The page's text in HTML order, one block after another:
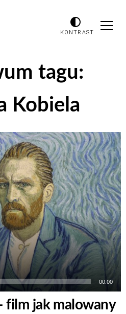
KONTRAST
tagu:
Kobiela
00:00
film jak malowany